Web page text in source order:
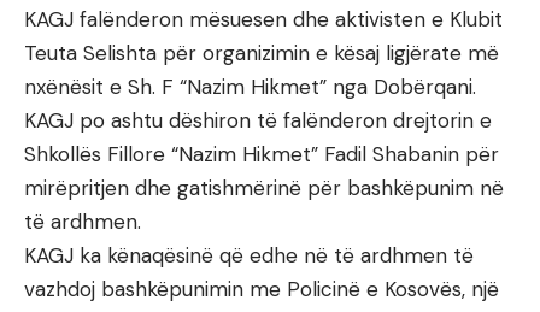
KAGJ falënderon mësuesen dhe aktivisten e Klubit
Teuta Selishta për organizimin e kësaj ligjërate më
nxënësit e Sh. F “Nazim Hikmet” nga Dobërqani.
KAGJ po ashtu dëshiron të falënderon drejtorin e
Shkollës Fillore “Nazim Hikmet” Fadil Shabanin për
mirëpritjen dhe gatishmërinë për bashkëpunim në
të ardhmen.
KAGJ ka kënaqësinë që edhe në të ardhmen të
vazhdoj bashkëpunimin me Policinë e Kosovës, një